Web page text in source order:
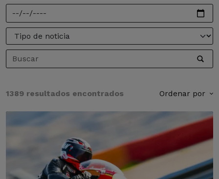
1389 resultados encontrados Ordenar por